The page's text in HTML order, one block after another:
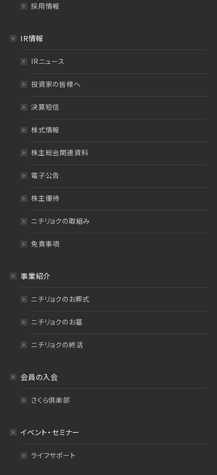
採用情報
IR情報
IRニュース
投資家の皆様へ
決算短信
株式情報
株主総会関連資料
電子公告
株主優待
ニチリョクの取組み
免責事項
事業紹介
ニチリョクのお葬式
ニチリョクのお墓
ニチリョクの終活
会員の入会
さくら倶楽部
イベント・セミナー
ライフサポート